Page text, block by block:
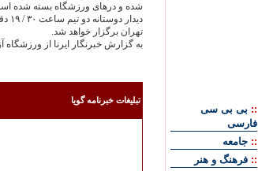
شده و درهاى ورزشگاه بسته شده
ديدار دوستانه دو تيم ساعت ۳۰ / ۱۹ دقيقه امشب در مجموعه ورزشى آزادى
تهران برگزار خواهد شد.
به گزارش خبرنگار ايرنا از
تبليغات خبرنامه گويا
:: بی بی سی
فارسی
:: جامعه
:: فرهنگ و هنر